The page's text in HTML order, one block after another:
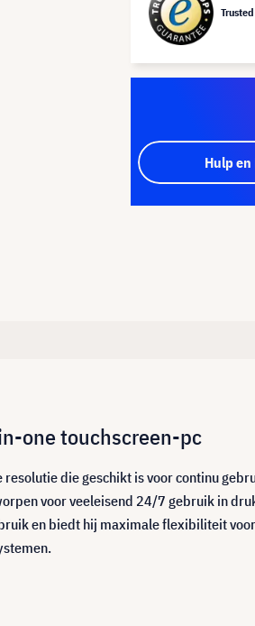
Hulp en
one touchscreen-pc
die geschikt is voor continu
voor veeleisend 24/7 gebruik in
en biedt hij maximale flexibiliteit